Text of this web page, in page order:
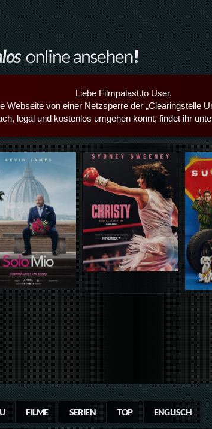
Liebe Filmpalast.to User,
Webseite von einer Netzsperre der „Clearingstelle
legal und kostenlos umgehen könnt, findet ihr
Details,Play
FILME SERIEN TOP ENGLISCH